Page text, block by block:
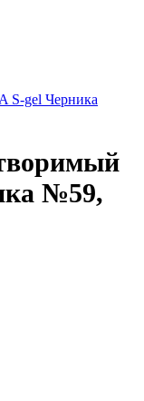
№59,